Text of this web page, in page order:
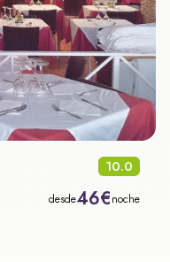
10.0
desde46€noche